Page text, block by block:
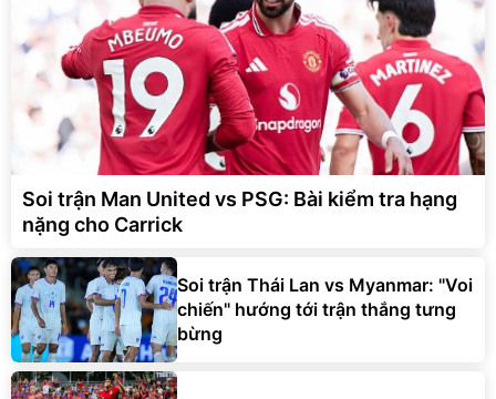
Soi trận Man United vs PSG: Bài kiểm tra hạng
nặng cho Carrick
Soi trận Thái Lan vs Myanmar: "Voi
chiến" hướng tới trận thắng tưng
bừng